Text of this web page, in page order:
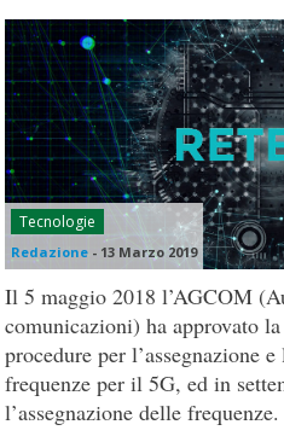
Tecnologie
Redazione - 13 Marzo 2019
Il 5 maggio 2018 l’AGCOM
comunicazioni) ha approvato
procedure per l’assegnazione
frequenze per il 5G, ed in
l’assegnazione delle frequenze.